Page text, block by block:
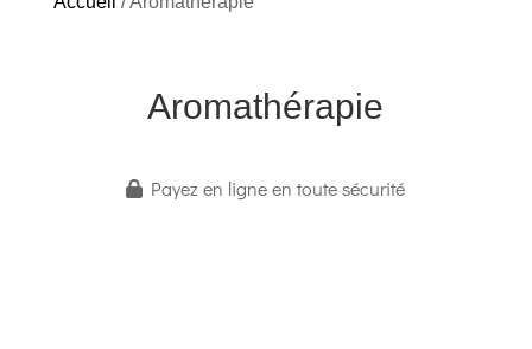
Aromathérapie
Payez en ligne en toute sécurité